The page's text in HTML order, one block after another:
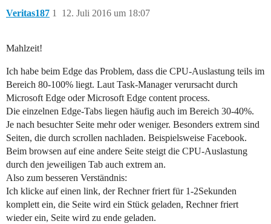
Veritas187 12. Juli 2016 um 18:07
1
Mahlzeit!
Ich habe beim Edge das Problem, dass die CPU-Auslastung teils im
Bereich 80-100% liegt. Laut Task-Manager verursacht durch
Microsoft Edge oder Microsoft Edge content process.
Die einzelnen Edge-Tabs liegen häufig auch im Bereich 30-40%.
Je nach besuchter Seite mehr oder weniger. Besonders extrem sind
Seiten, die durch scrollen nachladen. Beispielsweise Facebook.
Beim browsen auf eine andere Seite steigt die CPU-Auslastung
durch den jeweiligen Tab auch extrem an.
Also zum besseren Verständnis:
Ich klicke auf einen link, der Rechner friert für 1-2Sekunden
komplett ein, die Seite wird ein Stück geladen, Rechner friert
wieder ein, Seite wird zu ende geladen.